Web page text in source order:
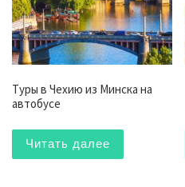
Туры в Чехию из Минска на
автобусе
Читать далее